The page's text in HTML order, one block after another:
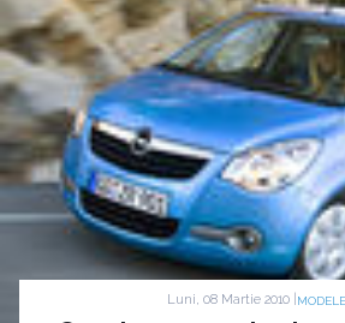
Luni, 08 Martie 2010 |